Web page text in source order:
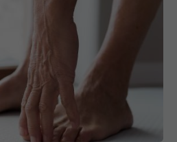
factori de risc și
la amputarea picioarelor